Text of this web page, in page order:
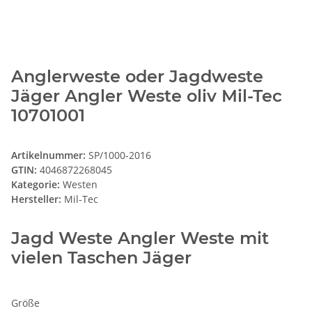
Anglerweste oder Jagdweste
Jäger Angler Weste oliv Mil-Tec
10701001
Artikelnummer: SP/1000-2016
GTIN: 4046872268045
Kategorie: Westen
Hersteller: Mil-Tec
Jagd Weste Angler Weste mit
vielen Taschen Jäger
Größe